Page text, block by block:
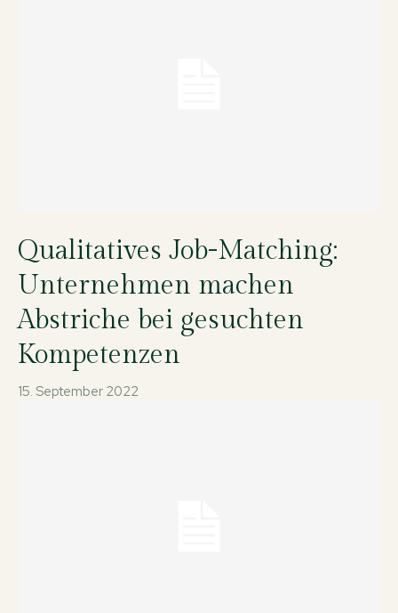
Qualitatives Job-Matching:
Unternehmen machen
Abstriche bei gesuchten
Kompetenzen
15. September 2022